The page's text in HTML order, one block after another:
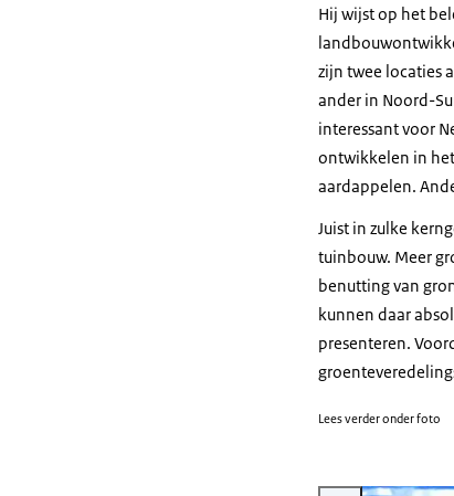
Hij wijst op het
zijn twee locaties
ander in Noord-
interessant voor
ontwikkelen in
aardappelen.
Juist in zulke
tuinbouw. Meer
benutting van
kunnen daar
presenteren.
Lees verder onder foto
Vergroot afbeelding